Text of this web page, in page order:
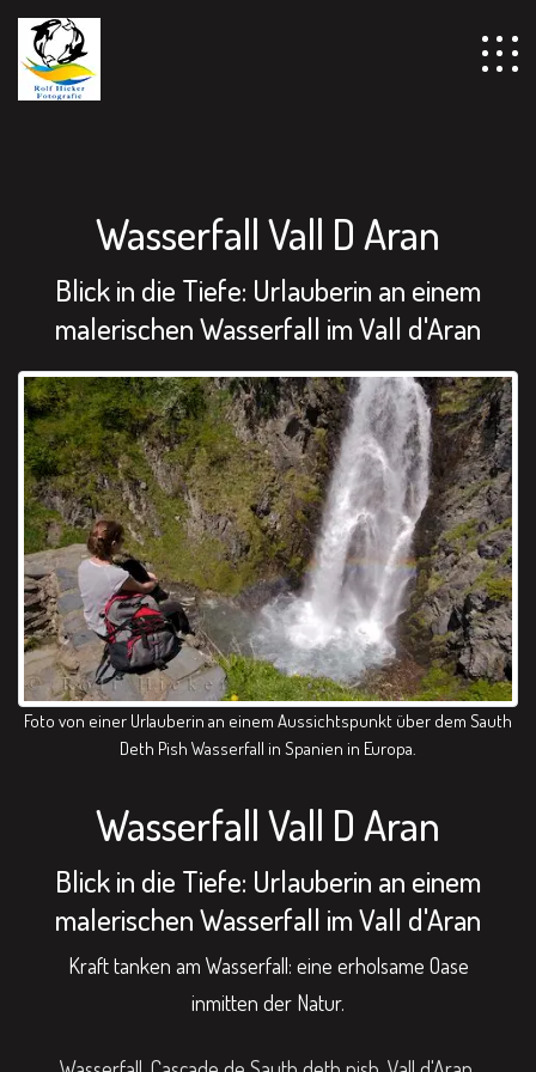
================================================== -->
Wasserfall Vall D Aran
Blick in die Tiefe: Urlauberin an einem
malerischen Wasserfall im Vall d'Aran
Foto von einer Urlauberin an einem Aussichtspunkt über dem Sauth
Deth Pish Wasserfall in Spanien in Europa.
Wasserfall Vall D Aran
Blick in die Tiefe: Urlauberin an einem
malerischen Wasserfall im Vall d'Aran
Kraft tanken am Wasserfall: eine erholsame Oase
inmitten der Natur.